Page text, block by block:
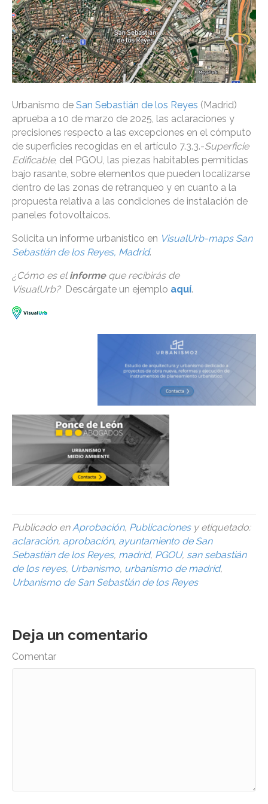
Urbanismo de San Sebastián de los Reyes (Madrid)
aprueba a 10 de marzo de 2025, las aclaraciones y
precisiones respecto a las excepciones en el cómputo
de superficies recogidas en el artículo 7.3.3.-Superficie
Edificable, del PGOU, las piezas habitables permitidas
bajo rasante, sobre elementos que pueden localizarse
dentro de las zonas de retranqueo y en cuanto a la
propuesta relativa a las condiciones de instalación de
paneles fotovoltaicos.
Solicita un informe urbanístico en VisualUrb-maps San
Sebastián de los Reyes, Madrid.
¿Cómo es el informe que recibirás de
VisualUrb?Descárgate un ejemplo aquí.
Publicado enAprobación, Publicacionesy etiquetado:
aclaración, aprobación, ayuntamiento de San
Sebastián de los Reyes, madrid, PGOU, san sebastián
de los reyes, Urbanismo, urbanismo de madrid,
Urbanismo de San Sebastián de los Reyes
Deja un comentario
Comentar